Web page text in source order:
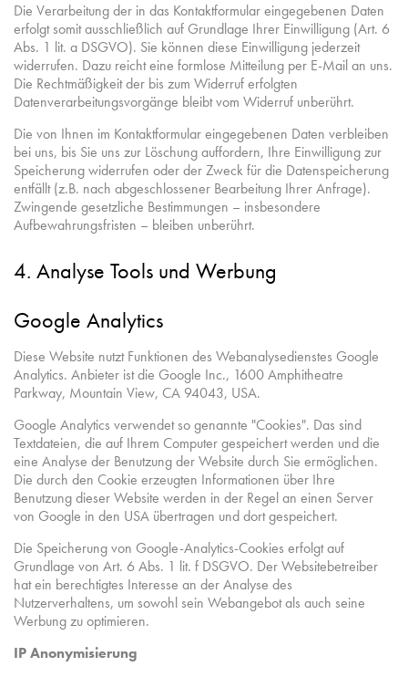
Die Verarbeitung der in das Kontaktformular eingegebenen Daten
erfolgt somit ausschließlich auf Grundlage Ihrer Einwilligung (Art. 6
Abs. 1 lit. a DSGVO). Sie können diese Einwilligung jederzeit
widerrufen. Dazu reicht eine formlose Mitteilung per E-Mail an uns.
Die Rechtmäßigkeit der bis zum Widerruf erfolgten
Datenverarbeitungsvorgänge bleibt vom Widerruf unberührt.
Die von Ihnen im Kontaktformular eingegebenen Daten verbleiben
bei uns, bis Sie uns zur Löschung auffordern, Ihre Einwilligung zur
Speicherung widerrufen oder der Zweck für die Datenspeicherung
entfällt (z.B. nach abgeschlossener Bearbeitung Ihrer Anfrage).
Zwingende gesetzliche Bestimmungen – insbesondere
Aufbewahrungsfristen – bleiben unberührt.
4. Analyse Tools und Werbung
Google Analytics
Diese Website nutzt Funktionen des Webanalysedienstes Google
Analytics. Anbieter ist die Google Inc., 1600 Amphitheatre
Parkway, Mountain View, CA 94043, USA.
Google Analytics verwendet so genannte "Cookies". Das sind
Textdateien, die auf Ihrem Computer gespeichert werden und die
eine Analyse der Benutzung der Website durch Sie ermöglichen.
Die durch den Cookie erzeugten Informationen über Ihre
Benutzung dieser Website werden in der Regel an einen Server
von Google in den USA übertragen und dort gespeichert.
Die Speicherung von Google-Analytics-Cookies erfolgt auf
Grundlage von Art. 6 Abs. 1 lit. f DSGVO. Der Websitebetreiber
hat ein berechtigtes Interesse an der Analyse des
Nutzerverhaltens, um sowohl sein Webangebot als auch seine
Werbung zu optimieren.
IP Anonymisierung